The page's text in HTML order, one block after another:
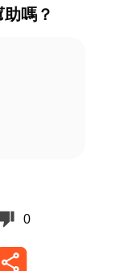
嗎？
0